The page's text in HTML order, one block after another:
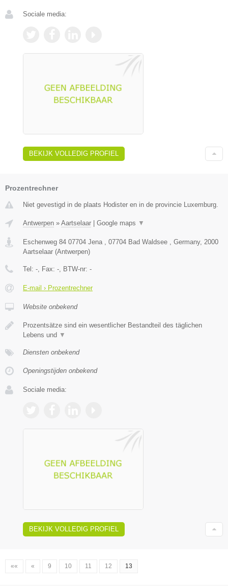
Sociale media:
BEKIJK VOLLEDIG PROFIEL
Prozentrechner
Niet gevestigd in de plaats Hodister en in de provincie Luxemburg.
Antwerpen » Aartselaar Google maps ▼
Eschenweg 84 07704 Jena , 07704 Bad Waldsee , Germany, 2000
Aartselaar (Antwerpen)
Tel: - , Fax: - , BTW-nr: -
E-mail › Prozentrechner
Website onbekend
Prozentsätze sind ein wesentlicher Bestandteil des täglichen
Lebens und ▼
Diensten onbekend
Openingstijden onbekend
Sociale media:
BEKIJK VOLLEDIG PROFIEL
«« « 9 10 11 12 13